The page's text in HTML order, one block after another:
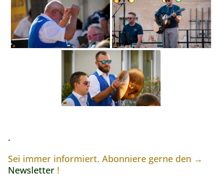
.
Sei immer informiert. Abonniere gerne den →
Newsletter !